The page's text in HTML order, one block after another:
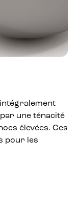
une ténacité
élevées. Ces
pour les